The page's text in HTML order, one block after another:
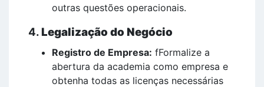
outras questões operacionais.
4.Legalização do Negócio
Registro de Empresa: fFormalize a
abertura da academia como empresa e
obtenha todas as licenças necessárias